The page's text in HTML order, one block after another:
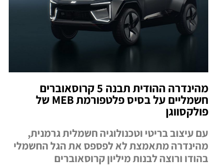
מהינדרה ההודית תבנה 5 קרוסאוברים
חשמליים על בסיס פלטפורמת MEB של
פולקסווגן
עם עיצוב בריטי וטכנולוגיה חשמלית גרמנית,
מהינדרה מתאמצת לא לפספס את הגל החשמלי
בהודו ורוצה לבנות מיליון קרוסאוברים